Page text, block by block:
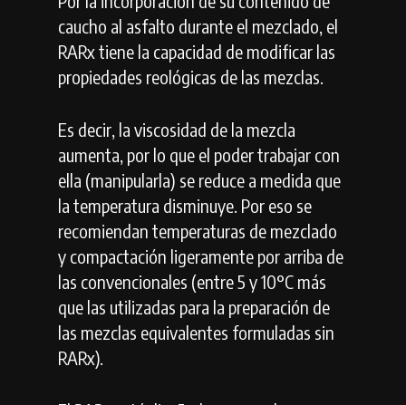
caucho al asfalto durante el mezclado, el
RARx tiene la capacidad de modificar las
propiedades reológicas de las mezclas.
Es decir, la viscosidad de la mezcla
aumenta, por lo que el poder trabajar con
ella (manipularla) se reduce a medida que
la temperatura disminuye. Por eso se
recomiendan temperaturas de mezclado
y compactación ligeramente por arriba de
las convencionales (entre 5 y 10°C más
que las utilizadas para la preparación de
las mezclas equivalentes formuladas sin
RARx).